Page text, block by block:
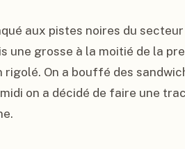
aux pistes noires du
une grosse à la moitié de la
rigolé. On a bouffé des
on a décidé de faire une